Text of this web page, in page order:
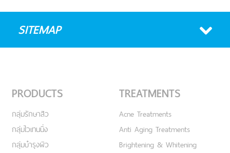
SITEMAP
PRODUCTS
กลุ่มรักษาสิว
กลุ่มไวเทนนิ่ง
กลุ่มบำรุงผิว
TREATMENTS
Acne Treatments
Anti Aging Treatments
Brightening & Whitening